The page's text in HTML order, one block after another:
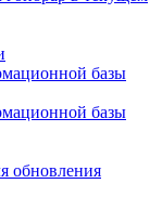
базы
базы
обновления